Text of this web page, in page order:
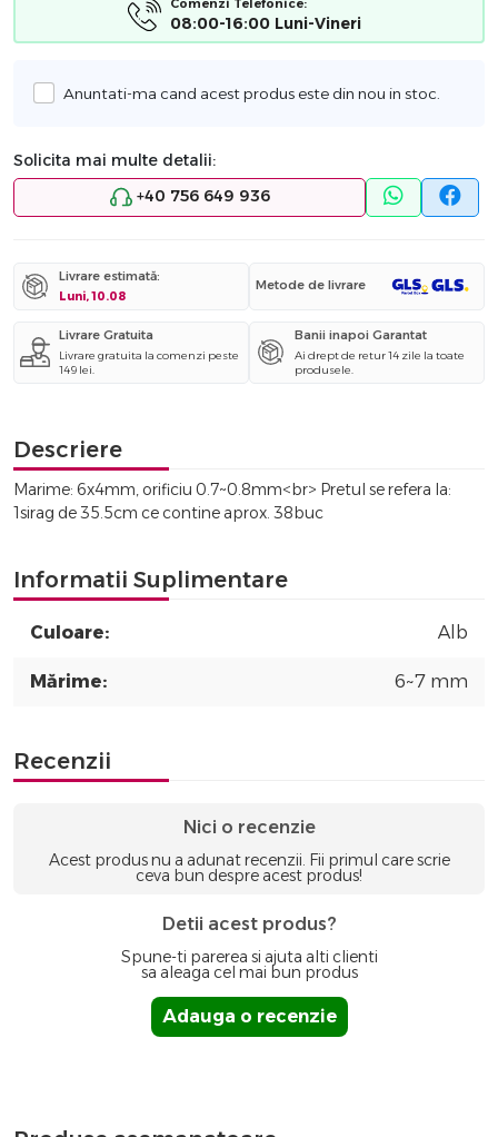
08:00-16:00 Luni-Vineri
Anuntati-ma cand acest produs este din nou in stoc.
Solicita mai multe detalii:
+40 756 649 936
Livrare estimată:
Luni, 10.08
Metode de livrare
Livrare Gratuita
Livrare gratuita la comenzi peste
149 lei.
Banii inapoi Garantat
Ai drept de retur 14 zile la toate
produsele.
Descriere
Marime: 6x4mm, orificiu 0.7~0.8mm<br> Pretul se refera la:
1sirag de 35.5cm ce contine aprox. 38buc
Informatii Suplimentare
Culoare: Alb
Mărime: 6~7 mm
Recenzii
Nici o recenzie
Acest produs nu a adunat recenzii. Fii primul care scrie
ceva bun despre acest produs!
Detii acest produs?
Spune-ti parerea si ajuta alti clienti
sa aleaga cel mai bun produs
Adauga o recenzie